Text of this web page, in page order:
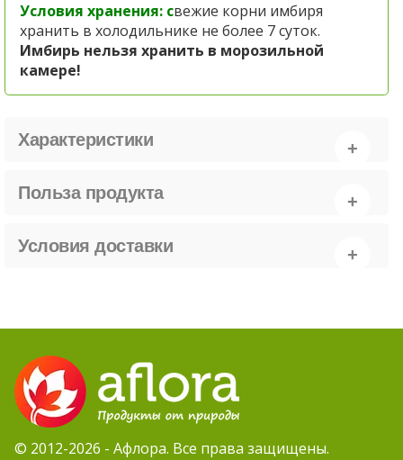
Условия хранения: свежие корни имбиря
хранить в холодильнике не более 7 суток.
Имбирь нельзя хранить в морозильной
камере!
Характеристики
Польза продукта
Условия доставки
© 2012-2026 - Афлора. Все права защищены.